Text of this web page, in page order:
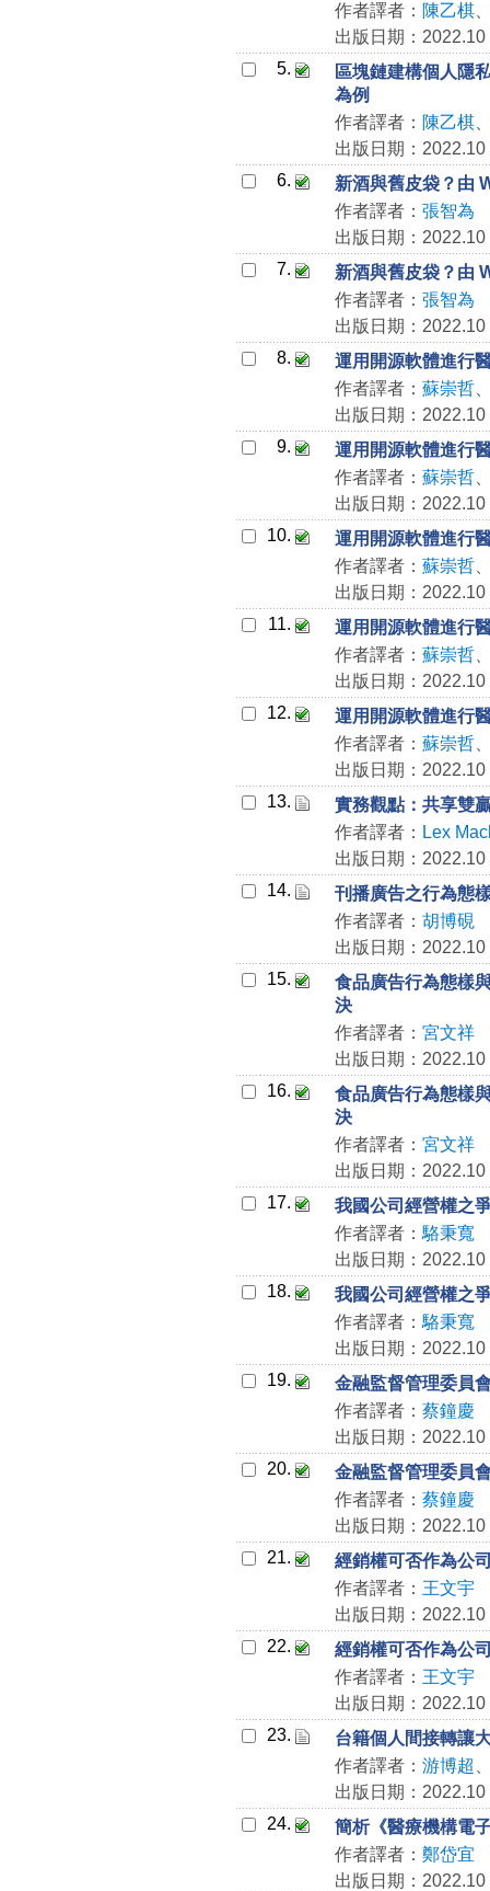
作者譯者： 陳乙棋
出版日期：2022.10
5.
區塊鏈建構個人隱
為例
作者譯者： 陳乙棋
出版日期：2022.10
6.
新酒與舊皮袋？由
作者譯者： 張智為
出版日期：2022.10
7.
新酒與舊皮袋？由
作者譯者： 張智為
出版日期：2022.10
8.
運用開源軟體進行
作者譯者： 蘇崇哲
出版日期：2022.10
9.
運用開源軟體進行
作者譯者： 蘇崇哲
出版日期：2022.10
10.
運用開源軟體進行
作者譯者： 蘇崇哲
出版日期：2022.10
11.
運用開源軟體進行
作者譯者： 蘇崇哲
出版日期：2022.10
12.
運用開源軟體進行
作者譯者： 蘇崇哲
出版日期：2022.10
13.
實務觀點：共享雙
作者譯者： Lex
出版日期：2022.10
14.
刊播廣告之行為態
作者譯者： 胡博硯
出版日期：2022.10
15.
食品廣告行為態樣
決
作者譯者： 宮文祥
出版日期：2022.10
16.
食品廣告行為態樣
決
作者譯者： 宮文祥
出版日期：2022.10
17.
我國公司經營權之
作者譯者： 駱秉寬
出版日期：2022.10
18.
我國公司經營權之
作者譯者： 駱秉寬
出版日期：2022.10
19.
金融監督管理委員
作者譯者： 蔡鐘慶
出版日期：2022.10
20.
金融監督管理委員
作者譯者： 蔡鐘慶
出版日期：2022.10
21.
經銷權可否作為公
作者譯者： 王文宇
出版日期：2022.10
22.
經銷權可否作為公
作者譯者： 王文宇
出版日期：2022.10
23.
台籍個人間接轉讓
作者譯者： 游博超
出版日期：2022.10
24.
簡析《醫療機構電
作者譯者： 鄭岱宜
出版日期：2022.10